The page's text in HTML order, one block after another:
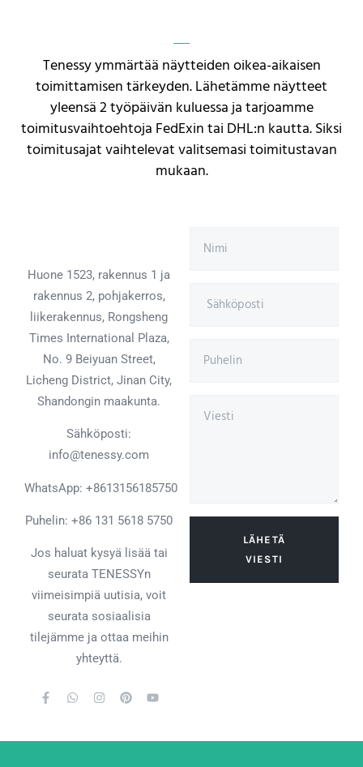
Tenessy ymmärtää näytteiden oikea-aikaisen
toimittamisen tärkeyden. Lähetämme näytteet
yleensä 2 työpäivän kuluessa ja tarjoamme
toimitusvaihtoehtoja FedExin tai DHL:n kautta. Siksi
toimitusajat vaihtelevat valitsemasi toimitustavan
mukaan.
Huone 1523, rakennus 1 ja
rakennus 2, pohjakerros,
liikerakennus, Rongsheng
Times International Plaza,
No. 9 Beiyuan Street,
Licheng District, Jinan City,
Shandongin maakunta.
Sähköposti:
info@tenessy.com
WhatsApp: +8613156185750
Puhelin: +86 131 5618 5750
Jos haluat kysyä lisää tai
seurata TENESSYn
viimeisimpiä uutisia, voit
seurata sosiaalisia
tilejämme ja ottaa meihin
yhteyttä.
LÄHETÄ
VIESTI